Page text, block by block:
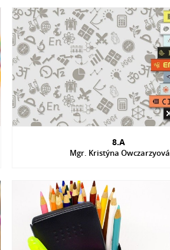
8.A
Mgr. Kristýna Owczarzyová